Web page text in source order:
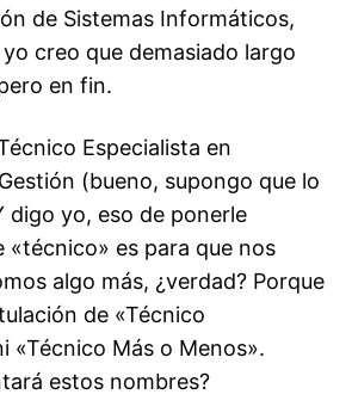
de Sistemas Informáticos,
creo que demasiado largo
en fin.
Especialista en
(bueno, supongo que lo
digo yo, eso de ponerle
«técnico» es para que nos
algo más, ¿verdad? Porque
de «Técnico
«Técnico Más o Menos».
estos nombres?